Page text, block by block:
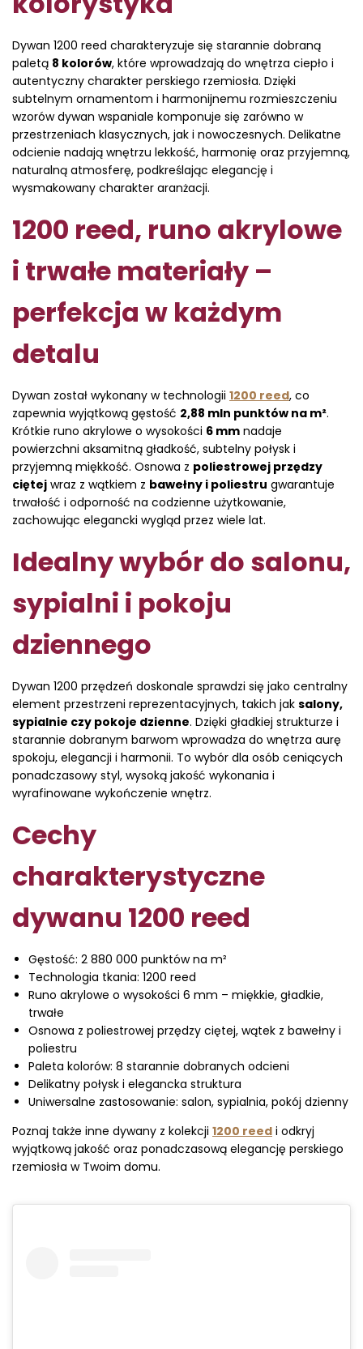
Dywan 1200 reed charakteryzuje się starannie dobraną
paletą 8 kolorów, które wprowadzają do wnętrza ciepło i
autentyczny charakter perskiego rzemiosła. Dzięki
subtelnym ornamentom i harmonijnemu rozmieszczeniu
wzorów dywan wspaniale komponuje się zarówno w
przestrzeniach klasycznych, jak i nowoczesnych. Delikatne
odcienie nadają wnętrzu lekkość, harmonię oraz przyjemną,
naturalną atmosferę, podkreślając elegancję i
wysmakowany charakter aranżacji.
1200 reed, runo akrylowe
i trwałe materiały –
perfekcja w każdym
detalu
Dywan został wykonany w technologii 1200 reed, co
zapewnia wyjątkową gęstość 2,88 mln punktów na m².
Krótkie runo akrylowe o wysokości 6 mm nadaje
powierzchni aksamitną gładkość, subtelny połysk i
przyjemną miękkość. Osnowa z poliestrowej przędzy
ciętej wraz z wątkiem z bawełny i poliestru gwarantuje
trwałość i odporność na codzienne użytkowanie,
zachowując elegancki wygląd przez wiele lat.
Idealny wybór do salonu,
sypialni i pokoju
dziennego
Dywan 1200 przędzeń doskonale sprawdzi się jako centralny
element przestrzeni reprezentacyjnych, takich jak salony,
sypialnie czy pokoje dzienne. Dzięki gładkiej strukturze i
starannie dobranym barwom wprowadza do wnętrza aurę
spokoju, elegancji i harmonii. To wybór dla osób ceniących
ponadczasowy styl, wysoką jakość wykonania i
wyrafinowane wykończenie wnętrz.
Cechy
charakterystyczne
dywanu 1200 reed
Gęstość: 2 880 000 punktów na m²
Technologia tkania: 1200 reed
Runo akrylowe o wysokości 6 mm – miękkie, gładkie,
trwałe
Osnowa z poliestrowej przędzy ciętej, wątek z bawełny i
poliestru
Paleta kolorów: 8 starannie dobranych odcieni
Delikatny połysk i elegancka struktura
Uniwersalne zastosowanie: salon, sypialnia, pokój dzienny
Poznaj także inne dywany z kolekcji 1200 reed i odkryj
wyjątkową jakość oraz ponadczasową elegancję perskiego
rzemiosła w Twoim domu.